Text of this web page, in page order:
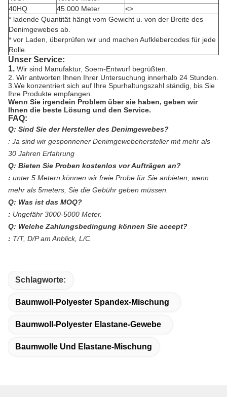
40HQ
45.000 Meter
<>
* ladende Quantität hängt vom Gewicht u. von der Breite des
Denimgewebes ab.
* vor Laden, überprüfen wir und machen Aufklebercodes für jede
Rolle.
Unser Service:
1. Wir sind Manufaktur, Soem-Entwurf begrüßten.
2. Wir antworten Ihnen Ihrer Untersuchung innerhalb 24 Stunden.
3.We konzentriert sich auf Ihre Spurhaltungszahl ständig, bis Sie
Ihre Produkte empfangen.
Wenn Sie irgendein Problem über sie haben, geben wir
Ihnen die beste Lösung und den Service.
FAQ:
Q: Sind Sie der Hersteller des Denimgewebes?
: Ja sind wir gesponnener Denimgewebehersteller mit mehr als
30 Jahren Erfahrung
Q: Bieten Sie Proben kostenlos vor Aufträgen an?
: unter 5 Metern können wir freie Probe für Sie anbieten, wenn
mehr als 5meters, Sie die Gebühr geben müssen.
Q: Was ist das MOQ?
: Ungefähr 3000-5000 Meter.
Q: Welche Zahlungsbedingung können Sie aceept?
: T/T, D/P am Anblick, L/C
Schlagworte:
Baumwoll-Polyester Spandex-Mischung
Baumwoll-Polyester Elastane-Gewebe
Baumwolle Und Elastane-Mischung